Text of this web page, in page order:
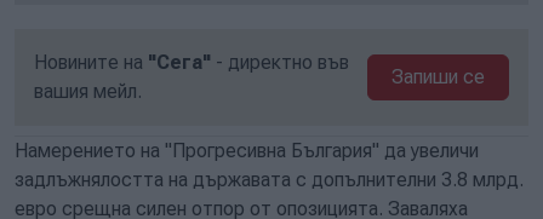
Новините на "Сега" - директно във
вашия мейл.
Запиши се
Намерението на "Прогресивна България" да увеличи
задлъжнялостта на държавата с допълнителни 3.8 млрд.
евро срещна силен отпор от опозицията. Заваляха